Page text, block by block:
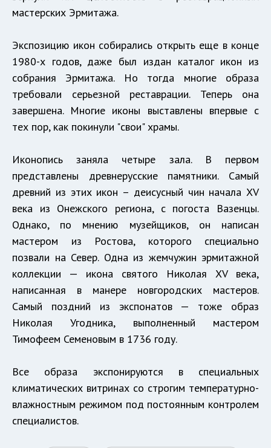
мастерских Эрмитажа.
Экспозицию икон собирались открыть еще в конце
1980-х годов, даже был издан каталог икон из
собрания Эрмитажа. Но тогда многие образа
требовали серьезной реставрации. Теперь она
завершена. Многие иконы выставлены впервые с
тех пор, как покинули "свои" храмы.
Иконопись заняла четыре зала. В первом
представлены древнерусские памятники. Самый
древний из этих икон – деисусный чин начала XV
века из Онежского региона, с погоста Вазенцы.
Однако, по мнению музейщиков, он написан
мастером из Ростова, которого специально
позвали на Север. Одна из жемчужин эрмитажной
коллекции — икона святого Николая XV века,
написанная в манере новгородских мастеров.
Самый поздний из экспонатов — тоже образ
Николая Угодника, выполненный мастером
Тимофеем Семеновым в 1736 году.
Все образа экспонируются в специальных
климатических витринах со строгим температурно-
влажностным режимом под постоянным контролем
специалистов.